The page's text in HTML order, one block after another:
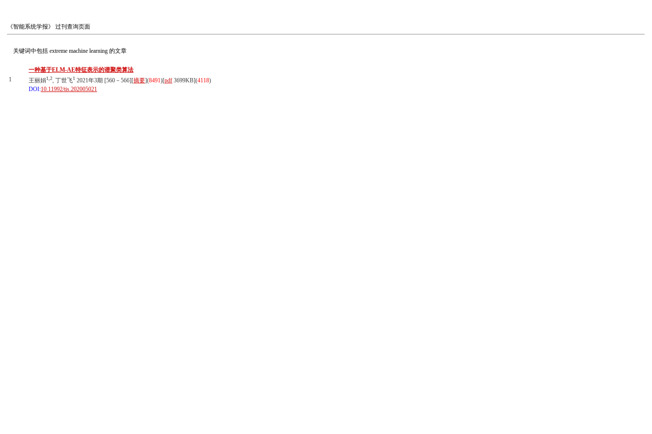
《智能系统学报》 过刊查询页面
关键词中包括 extreme machine learning 的文章
1
一种基于ELM-AE特征表示的谱聚类算法
王丽娟1,2, 丁世飞1 2021年3期 [560－566][摘要](8491)[pdf 3699KB](4118)
DOI:10.11992/tis.202005021